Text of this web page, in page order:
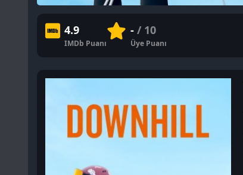
4.9
IMDb Puanı
-/ 10
Üye Puanı